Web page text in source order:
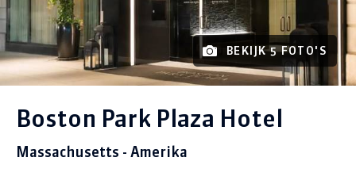
BEKIJK 5 FOTO'S
Boston Park Plaza Hotel
Massachusetts - Amerika